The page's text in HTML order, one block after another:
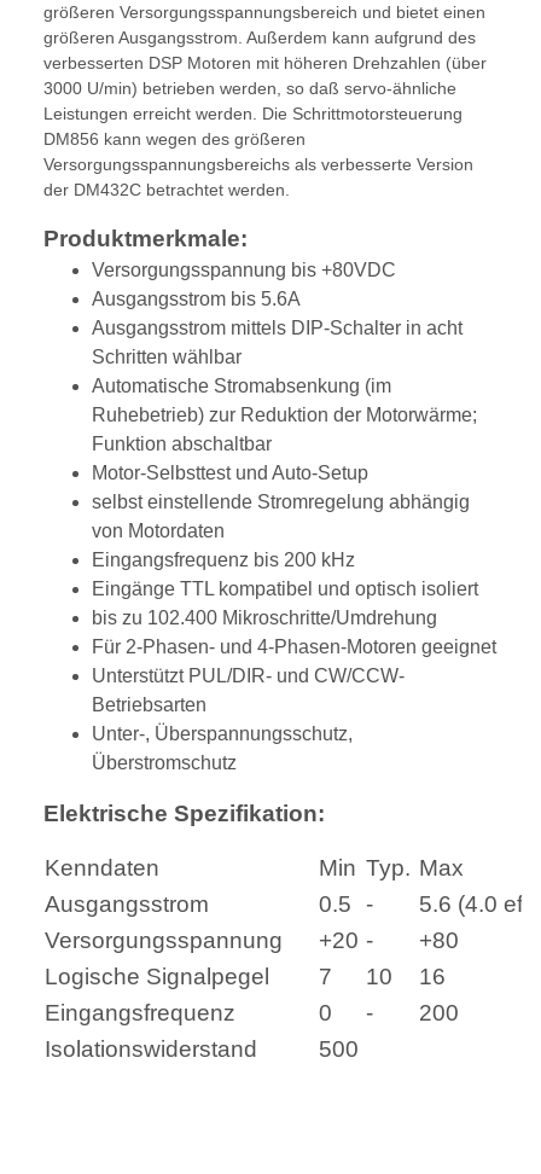
größeren Versorgungsspannungsbereich und bietet einen
größeren Ausgangsstrom. Außerdem kann aufgrund des
verbesserten DSP Motoren mit höheren Drehzahlen (über
3000 U/min) betrieben werden, so daß servo-ähnliche
Leistungen erreicht werden. Die Schrittmotorsteuerung
DM856 kann wegen des größeren
Versorgungsspannungsbereichs als verbesserte Version
der DM432C betrachtet werden.
Produktmerkmale:
Versorgungsspannung bis +80VDC
Ausgangsstrom bis 5.6A
Ausgangsstrom mittels DIP-Schalter in acht
Schritten wählbar
Automatische Stromabsenkung (im
Ruhebetrieb) zur Reduktion der Motorwärme;
Funktion abschaltbar
Motor-Selbsttest und Auto-Setup
selbst einstellende Stromregelung abhängig
von Motordaten
Eingangsfrequenz bis 200 kHz
Eingänge TTL kompatibel und optisch isoliert
bis zu 102.400 Mikroschritte/Umdrehung
Für 2-Phasen- und 4-Phasen-Motoren geeignet
Unterstützt PUL/DIR- und CW/CCW-
Betriebsarten
Unter-, Überspannungsschutz,
Überstromschutz
Elektrische Spezifikation:
Kenndaten Min Typ. Max
Ausgangsstrom
0.5 -
5.6 (4.0 eff.)
Versorgungsspannung
+20 -
+80
Logische Signalpegel
7 10
16
Eingangsfrequenz
0 -
200
Isolationswiderstand
500